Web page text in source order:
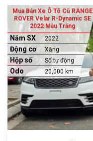
Mua Bán Xe Ô Tô Cũ RANGE
ROVER Velar R-Dynamic SE
2022 Màu Trắng
Năm SX 2022
Động cơ Xăng
Hộp số Số tự động
Odo 20,000 km